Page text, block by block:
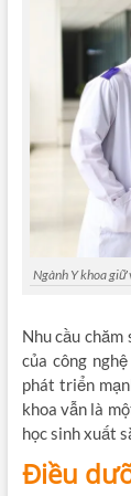
Ngành Y khoa
Nhu cầu
của công
phát triển
khoa vẫn là
học sinh xuất
Điều